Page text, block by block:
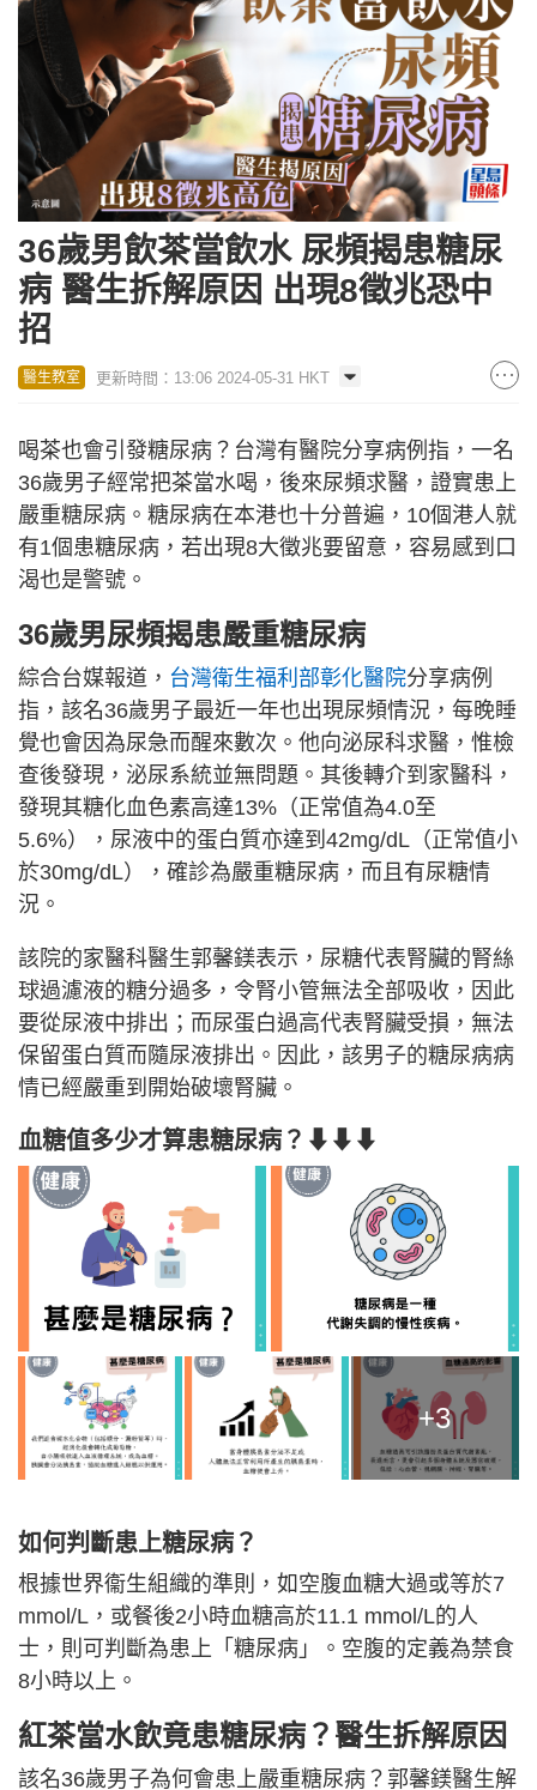
36歲男飲茶當飲水 尿頻揭患糖尿
病 醫生拆解原因 出現8徵兆恐中
招
醫生教室 更新時間：13:06 2024-05-31 HKT
喝茶也會引發糖尿病？台灣有醫院分享病例指，一名
36歲男子經常把茶當水喝，後來尿頻求醫，證實患上
嚴重糖尿病。糖尿病在本港也十分普遍，10個港人就
有1個患糖尿病，若出現8大徵兆要留意，容易感到口
渴也是警號。
36歲男尿頻揭患嚴重糖尿病
綜合台媒報道， 台灣衛生福利部彰化醫院分享病例
指，該名36歲男子最近一年也出現尿頻情況，每晚睡
覺也會因為尿急而醒來數次。他向泌尿科求醫，惟檢
查後發現，泌尿系統並無問題。其後轉介到家醫科，
發現其糖化血色素高達13%（正常值為4.0至
5.6%），尿液中的蛋白質亦達到42mg/dL（正常值小
於30mg/dL），確診為嚴重糖尿病，而且有尿糖情
況。
該院的家醫科醫生郭馨鎂表示，尿糖代表腎臟的腎絲
球過濾液的糖分過多，令腎小管無法全部吸收，因此
要從尿液中排出；而尿蛋白過高代表腎臟受損，無法
保留蛋白質而隨尿液排出。因此，該男子的糖尿病病
情已經嚴重到開始破壞腎臟。
血糖值多少才算患糖尿病？⬇⬇⬇
+3
如何判斷患上糖尿病？
根據世界衞生組織的準則，如空腹血糖大過或等於7
mmol/L，或餐後2小時血糖高於11.1 mmol/L的人
士，則可判斷為患上「糖尿病」。空腹的定義為禁食
8小時以上。
紅茶當水飲竟患糖尿病？醫生拆解原因
該名36歲男子為何會患上嚴重糖尿病？郭馨鎂醫生解